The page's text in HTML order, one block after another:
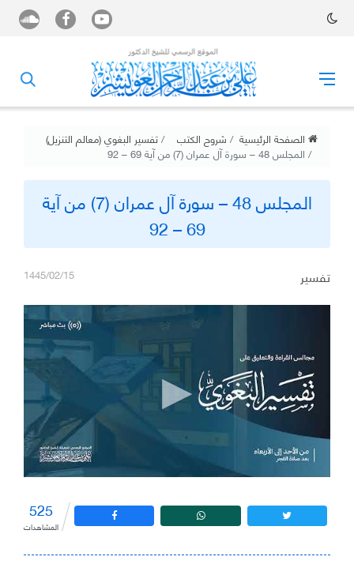
الصفحة الرئيسية شروح الكتب تفسير البغوي (معالم التنزيل)
المجلس 48 – سورة آل عمران (7) من آية 69 – 92
المجلس 48 – سورة آل عمران (7) من آية
69 – 92
1445/02/15 تفسير
525
المشاهدات